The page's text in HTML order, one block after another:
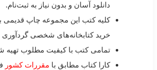
دانلود آسان و بدون نیاز به ثبت‌نام.
کلیه کتب این مجموعه چاپ قدیمی
خرید کتابخانه‌های شخصی گردآوری
تمامی کتب با کیفیت مطلوب تهیه
کارا کتاب مطابق با مقررات کشور